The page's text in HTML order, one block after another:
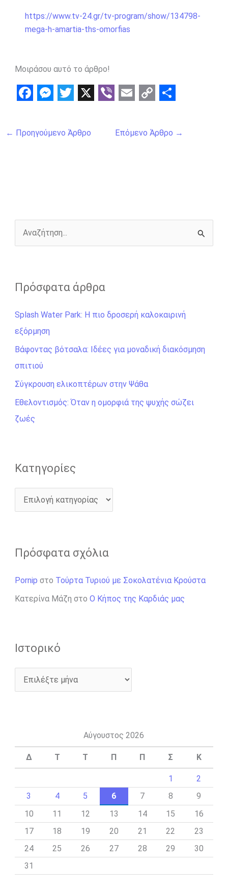
https://www.tv-24.gr/tv-program/show/134798-
mega-h-amartia-ths-omorfias
Μοιράσου αυτό το άρθρο!
a
c
k
s
e
r
w
i
m
a
p
k
h
a
← Προηγούμενο Άρθρο Επόμενο Άρθρο →
ζ
τ
η
σ
η
γ
ι
α
Πρόσφατα άρθρα
Splash Water Park: Η πιο δροσερή καλοκαιρινή
εξόρμηση
Βάφοντας βότσαλα: Ιδέες για μοναδική διακόσμηση
σπιτιού
Σύγκρουση ελικοπτέρων στην Ψάθα
Εθελοντισμός: Όταν η ομορφιά της ψυχής σώζει
ζωές
Kατηγορίες
Πρόσφατα σχόλια
Pornip στο Τούρτα Τυριού με Σοκολατένια Κρούστα
Κατερίνα Μάζη στο Ο Κήπος της Καρδιάς μας
Ιστορικό
Αύγουστος 2026
Δ Τ Τ Π Π Σ Κ
1
2
3
4 5 6 7 8
9
10
11 12 13 14 15
16
17
18 19 20 21 22
23
24
25 26 27 28 29
30
31